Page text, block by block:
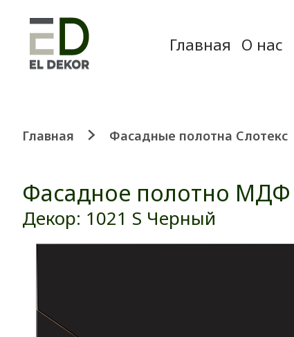
Главная О нас
Главная Фасадные полотна Слотекс
Фасадное полотно МДФ
Декор: 1021 S Черный